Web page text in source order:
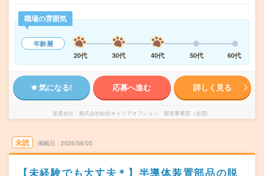
職場の雰囲気
年齢層
20代
30代 40代 50代 60代
気になる! 応募へ進む 詳しく見る
派遣会社 株式会社綜合キャリアオプション 製造事業部（全国）
未読 掲載日 2026/08/05
【未経験でも大丈夫＊】半導体装置部品の脱